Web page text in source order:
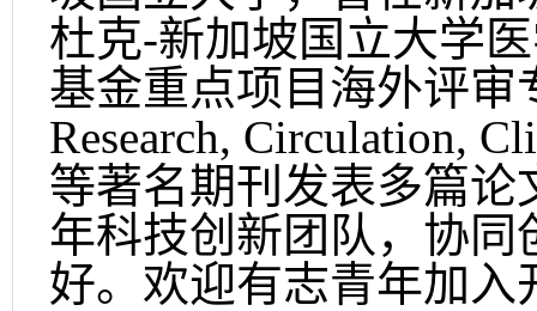
杜克-新加坡国立大学
基金重点项目海外评审
Research, Circulation,
等著名期刊发表多篇
年科技创新团队，协
好。欢迎有志青年加